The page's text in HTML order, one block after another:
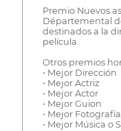
Premio
Départemental
destinados a la
película.
Otros premios
• Mejor Dirección
• Mejor Actriz
• Mejor Actor
• Mejor Guion
• Mejor Fotografía
• Mejor Música o